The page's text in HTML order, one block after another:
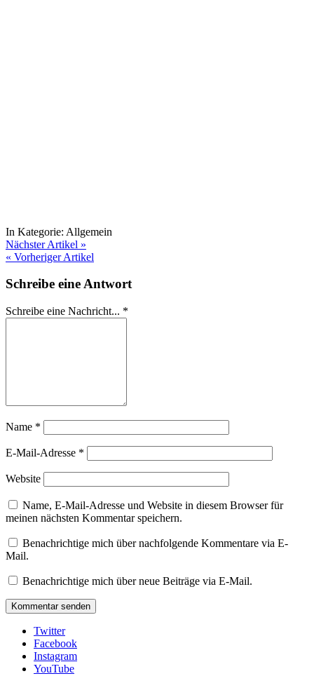
In Kategorie: Allgemein
Nächster Artikel »
« Vorheriger Artikel
Schreibe eine Antwort
Schreibe eine Nachricht... *
Name *
E-Mail-Adresse *
Website
Name, E-Mail-Adresse und Website in diesem Browser für
meinen nächsten Kommentar speichern.
Benachrichtige mich über nachfolgende Kommentare via E-
Mail.
Benachrichtige mich über neue Beiträge via E-Mail.
Twitter
Facebook
Instagram
YouTube